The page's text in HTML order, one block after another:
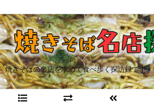
焼きそばの名店を求めて食べ歩く探訪録です